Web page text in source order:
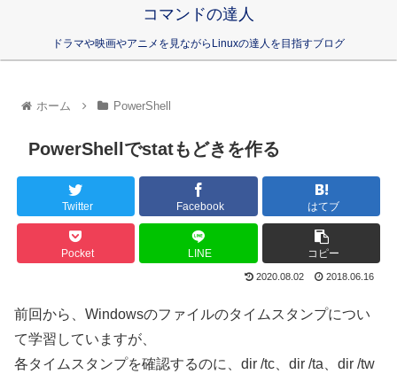
コマンドの達人
ドラマや映画やアニメを見ながらLinuxの達人を目指すブログ
ホーム PowerShell
PowerShellでstatもどきを作る
Twitter Facebook はてブ
Pocket LINE コピー
2020.08.02 2018.06.16
前回から、Windowsのファイルのタイムスタンプについ
て学習していますが、
各タイムスタンプを確認するのに、dir /tc、dir /ta、dir /tw